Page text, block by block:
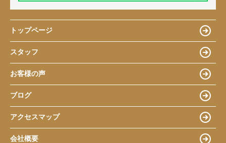
トップページ
スタッフ
お客様の声
ブログ
アクセスマップ
会社概要